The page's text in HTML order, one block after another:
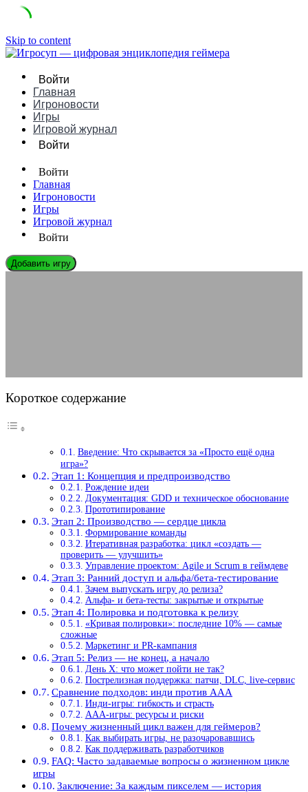
Skip to content
Войти
Главная
Игроновости
Игры
Игровой журнал
Войти
Войти
Главная
Игроновости
Игры
Игровой журнал
Войти
Добавить игру
Короткое содержание
Введение: Что скрывается за «Просто ещё одна
игра»?
Этап 1: Концепция и предпроизводство
Рождение идеи
Документация: GDD и техническое обоснование
Прототипирование
Этап 2: Производство — сердце цикла
Формирование команды
Итеративная разработка: цикл «создать —
проверить — улучшить»
Управление проектом: Agile и Scrum в геймдеве
Этап 3: Ранний доступ и альфа/бета-тестирование
Зачем выпускать игру до релиза?
Альфа- и бета-тесты: закрытые и открытые
Этап 4: Полировка и подготовка к релизу
«Кривая полировки»: последние 10% — самые
сложные
Маркетинг и PR-кампания
Этап 5: Релиз — не конец, а начало
День X: что может пойти не так?
Пострелизная поддержка: патчи, DLC, live-сервис
Сравнение подходов: инди против AAA
Инди-игры: гибкость и страсть
AAA-игры: ресурсы и риски
Почему жизненный цикл важен для геймеров?
Как выбирать игры, не разочаровавшись
Как поддерживать разработчиков
FAQ: Часто задаваемые вопросы о жизненном цикле
игры
Заключение: За каждым пикселем — история